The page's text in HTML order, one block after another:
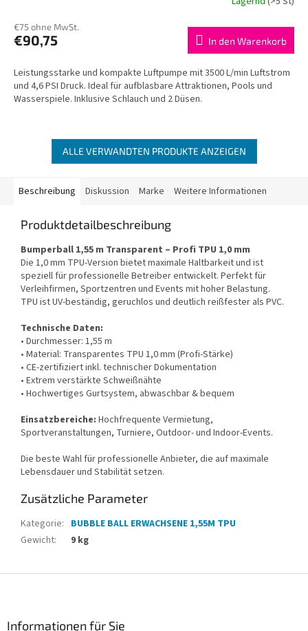
€75 ohne MwSt.
€90,75 In den Warenkorb
Leistungsstarke und kompakte Luftpumpe mit 3500 L/min Luftstrom
und 4,6 PSI Druck. Ideal für aufblasbare Attraktionen, Pools und
Wasserspiele. Inklusive Schlauch und 2 Düsen.
ALLE VERWANDTEN PRODUKTE ANZEIGEN
Beschreibung Diskussion Marke Weitere Informationen
Produktdetailbeschreibung
Bumperball 1,55 m Transparent – Profi TPU 1,0 mm
Die 1,0 mm TPU-Version bietet maximale Haltbarkeit und ist
speziell für professionelle Betreiber entwickelt. Perfekt für
Verleihfirmen, Sportzentren und Events mit hoher Belastung.
TPU ist UV-beständig, geruchlos und deutlich reißfester als PVC.
Technische Daten:
• Durchmesser: 1,55 m
• Material: Transparentes TPU 1,0 mm (Profi-Stärke)
• CE-zertifiziert inkl. technischer Dokumentation
• Extrem verstärkte Schweißnähte
• Hochwertiges Gurtsystem, abwaschbar & bequem
Einsatzbereiche: Hochfrequente Vermietung,
Sportveranstaltungen, Turniere, Outdoor- und Indoor-Events.
Die beste Wahl für professionelle Anbieter, die auf maximale
Lebensdauer und Stabilität setzen.
Zusätzliche Parameter
Kategorie: BUBBLE BALL ERWACHSENE 1,55M TPU
Gewicht: 9 kg
Informationen für Sie